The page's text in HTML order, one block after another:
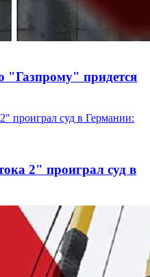
"Газпрому" придется
2" проиграл суд в